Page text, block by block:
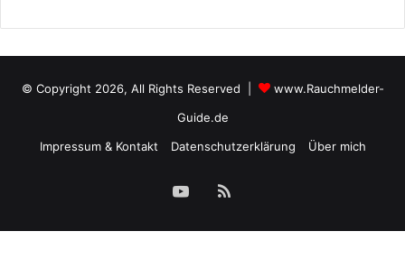
© Copyright 2026, All Rights Reserved |
www.Rauchmelder-
Guide.de
Impressum & Kontakt
Datenschutzerklärung Über mich
YouTube
RSS